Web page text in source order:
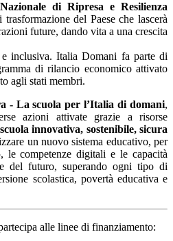
di Ripresa e Resilienza
del Paese che lascerà
future, dando vita a una crescita
inclusiva. Italia Domani fa parte di
di rilancio economico attivato
agli stati membri.
- La scuola per l’Italia di domani,
azioni attivate grazie a risorse
scuola innovativa, sostenibile, sicura
un nuovo sistema educativo, per
competenze digitali e le capacità
del futuro, superando ogni tipo di
scolastica, povertà educativa e
alle linee di finanziamento: